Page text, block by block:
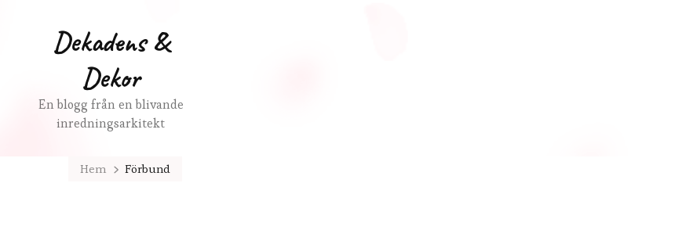
Dekadens &
Dekor
En blogg från en blivande
inredningsarkitekt
Hem Förbund